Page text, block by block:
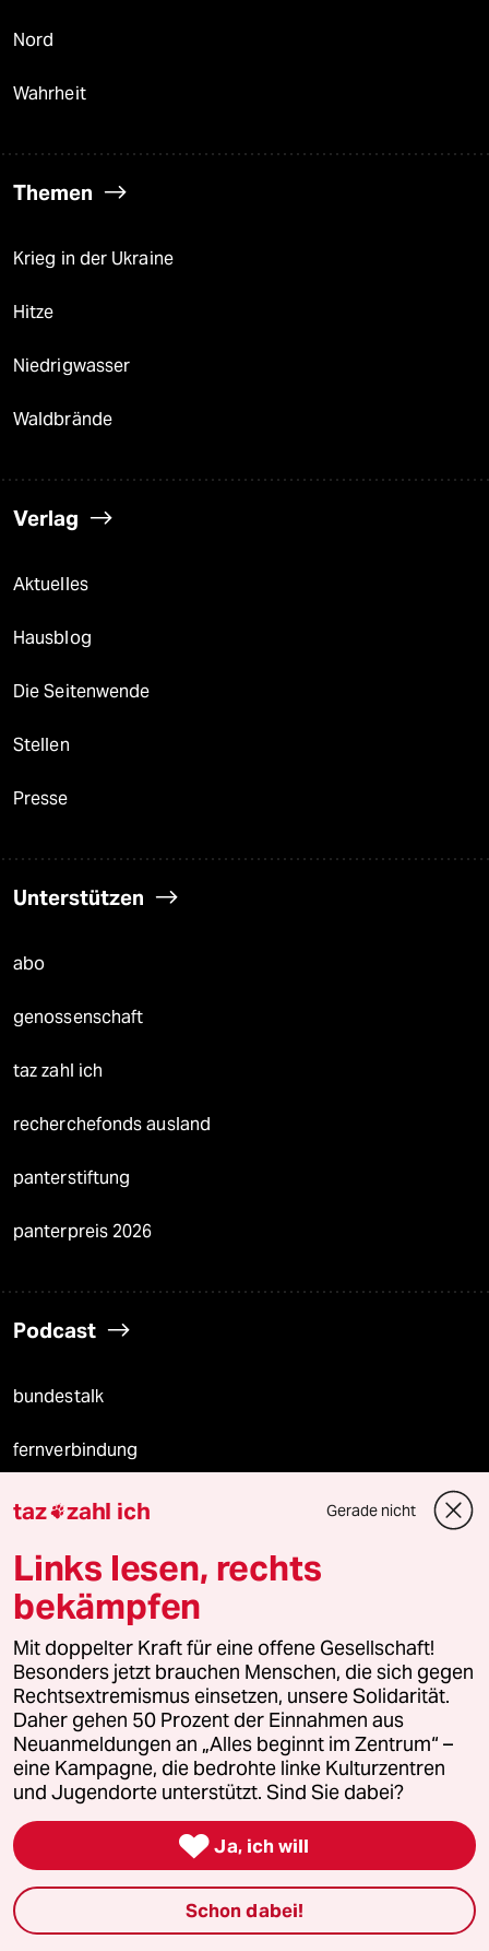
Nord
Wahrheit
Themen
Krieg in der Ukraine
Hitze
Niedrigwasser
Waldbrände
Verlag
Aktuelles
Hausblog
Die Seitenwende
Stellen
Presse
Unterstützen
abo
genossenschaft
taz zahl ich
recherchefonds ausland
panterstiftung
panterpreis 2026
Podcast
bundestalk
fernverbindung
klima update°
Mauerecho
Freie Rede
reingehen
Newsletter
team zukunft
taz frisch
taz zahl ich
taz zahl ich Gerade nicht
Links lesen, rechts
bekämpfen
Mit doppelter Kraft für eine offene Gesellschaft!
Besonders jetzt brauchen Menschen, die sich gegen
Rechtsextremismus einsetzen, unsere Solidarität.
Daher gehen 50 Prozent der Einnahmen aus
Neuanmeldungen an „Alles beginnt im Zentrum“ –
eine Kampagne, die bedrohte linke Kulturzentren
und Jugendorte unterstützt. Sind Sie dabei?
 Ja, ich will
Schon dabei!